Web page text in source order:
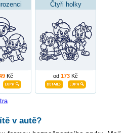
Kč
Čtyři holky
od 173 Kč
v autě?